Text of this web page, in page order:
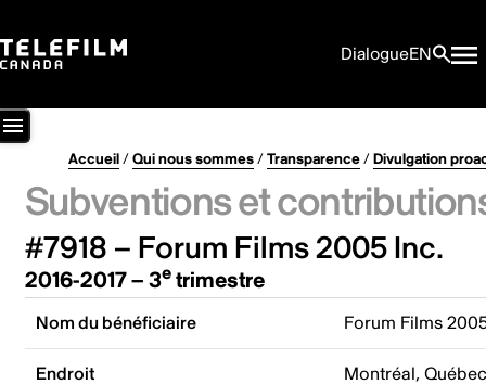
DialogueEN
Accueil/Qui nous sommes/Transparence/Divulgation
Subventions et
#7918 – Forum Films 2005 Inc.
2016-2017 – 3etrimestre
Nom du bénéficiaire Forum Films
Endroit Montréal,